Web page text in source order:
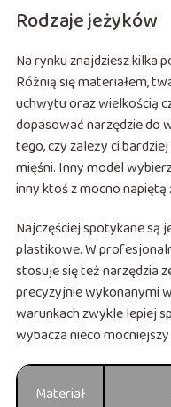
Rodzaje jeżyków
Na rynku znajdziesz
Różnią się materiałem,
uchwytu oraz wielkością
dopasować narzędzie do
tego, czy zależy ci
mięśni. Inny model
inny ktoś z mocno napiętą
Najczęściej spotykane są
plastikowe. W
stosuje się też narzędzia
precyzyjnie wykonanymi
warunkach zwykle lepiej
wybacza nieco mocniejszy
Materiał